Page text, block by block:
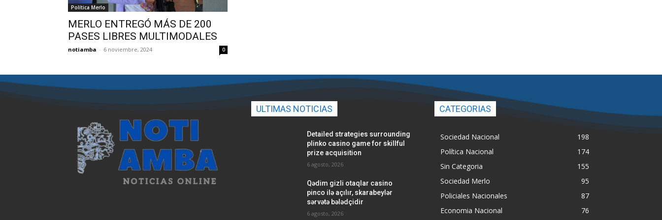
Política Merlo
MERLO ENTREGÓ MÁS DE 200
PASES LIBRES MULTIMODALES
notiamba - 6 noviembre, 2024 0
ULTIMAS NOTICIAS
Detailed strategies surrounding
plinko casino game for skillful
prize acquisition
6 agosto, 2026
Qədim gizli otaqlar casino
pinco ilə açılır, skarabeylər
sərvətə bələdçidir
6 agosto, 2026
CATEGORIAS
Sociedad Nacional
198
Política Nacional
174
Sin Categoria
155
Sociedad Merlo
95
Policiales Nacionales
87
Economia Nacional
76